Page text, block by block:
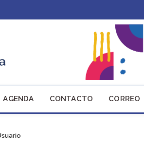
AGENDA CONTACTO CORREO